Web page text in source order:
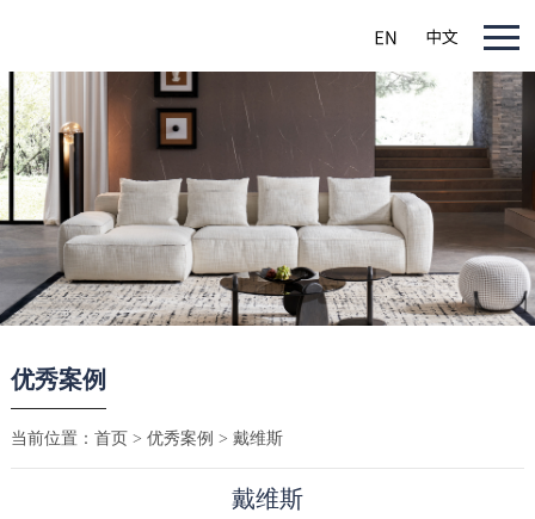
优秀案例
当前位置： 首页 > 优秀案例 > 戴维斯
戴维斯